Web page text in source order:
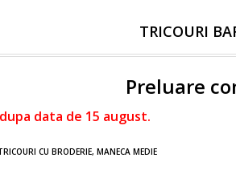
TRICOURI
Preluare
data de 15 august.
CU BRODERIE, MANECA MEDIE